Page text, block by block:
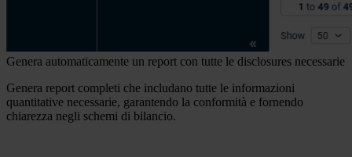
Genera automaticamente un report con tutte le disclosures necessarie
Genera report completi che includano tutte le informazioni
quantitative necessarie, garantendo la conformità e fornendo
chiarezza negli schemi di bilancio.